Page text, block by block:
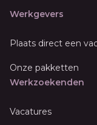
Werkgevers
Plaats direct een
Onze pakketten
Werkzoekenden
Vacatures